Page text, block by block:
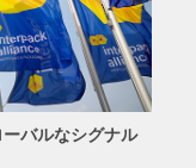
バルなシグナル